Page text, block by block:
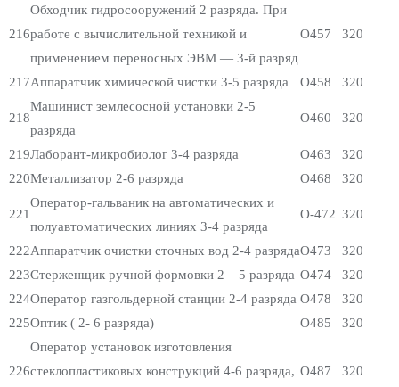
216
Обходчик гидросооружений 2 разряда. При
работе с вычислительной техникой и
применением переносных ЭВМ — 3-й разряд
О457 320
217Аппаратчик химической чистки 3-5 разряда О458 320
218
Машинист землесосной установки 2-5
разряда
О460 320
219Лаборант-микробиолог 3-4 разряда О463
320
220Металлизатор 2-6 разряда О468 320
221
Оператор-гальваник на автоматических и
полуавтоматических линиях 3-4 разряда
О-472 320
222Аппаратчик очистки сточных вод 2-4 разрядаО473
320
223Стерженщик ручной формовки 2 – 5 разряда О474
320
224Оператор газгольдерной станции 2-4 разряда О478
320
225Оптик ( 2- 6 разряда) О485 320
226
Оператор установок изготовления
стеклопластиковых конструкций 4-6 разряда, О487 320